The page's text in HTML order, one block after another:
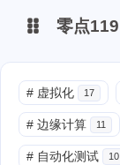
微博
抖音
零点119
# 虚拟化 17
# 边缘计算 11
# 自动化测试 10